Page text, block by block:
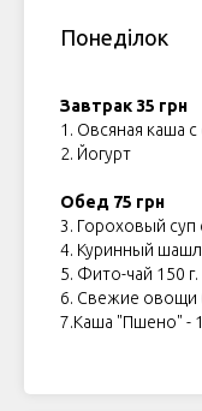
Понеділок
Завтрак 35 грн
1. Овсяная каша
2. Йогурт
Обед 75 грн
3. Гороховый суп
4. Куринный
5. Фито-чай 150 г.
6. Свежие овощи
7.Каша "Пшено" -